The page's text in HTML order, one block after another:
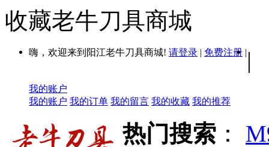
收藏老牛刀具商城
嗨，欢迎来到阳江老牛刀具商城! 请登录 | 免费注册 | |
我的账户
我的账户 我的订单 我的留言 我的收藏 我的推荐
热门搜索 ：